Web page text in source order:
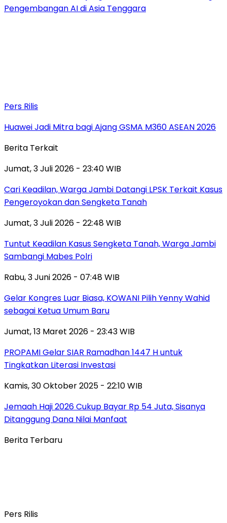
Pengembangan AI di Asia Tenggara
Pers Rilis
Huawei Jadi Mitra bagi Ajang GSMA M360 ASEAN 2026
Berita Terkait
Jumat, 3 Juli 2026 - 23:40 WIB
Cari Keadilan, Warga Jambi Datangi LPSK Terkait Kasus
Pengeroyokan dan Sengketa Tanah
Jumat, 3 Juli 2026 - 22:48 WIB
Tuntut Keadilan Kasus Sengketa Tanah, Warga Jambi
Sambangi Mabes Polri
Rabu, 3 Juni 2026 - 07:48 WIB
Gelar Kongres Luar Biasa, KOWANI Pilih Yenny Wahid
sebagai Ketua Umum Baru
Jumat, 13 Maret 2026 - 23:43 WIB
PROPAMI Gelar SIAR Ramadhan 1447 H untuk
Tingkatkan Literasi Investasi
Kamis, 30 Oktober 2025 - 22:10 WIB
Jemaah Haji 2026 Cukup Bayar Rp 54 Juta, Sisanya
Ditanggung Dana Nilai Manfaat
Berita Terbaru
Pers Rilis